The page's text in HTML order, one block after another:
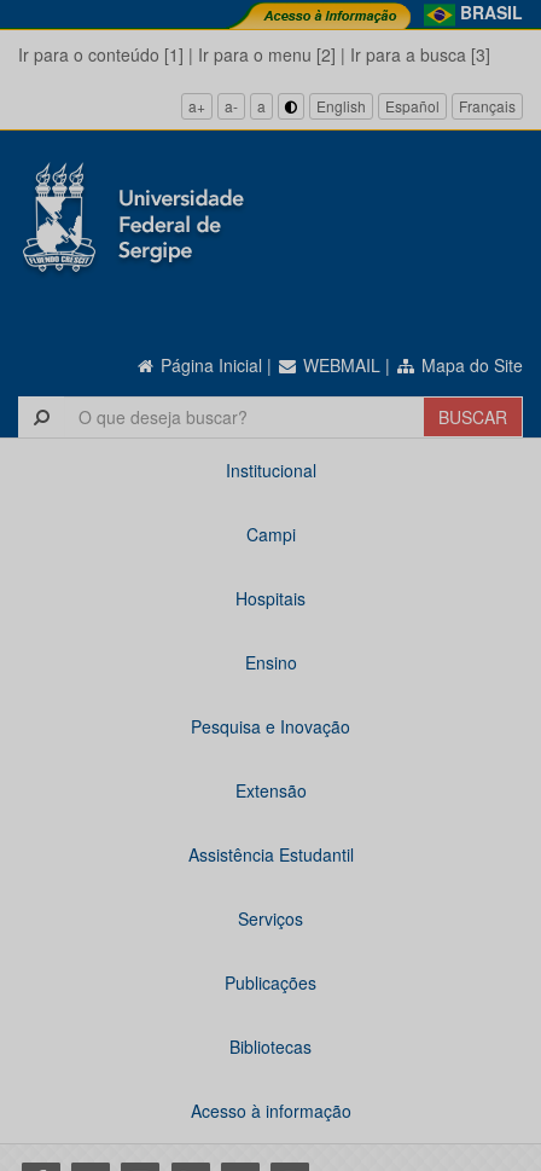
BRASIL
Ir para o conteúdo [1] | Ir para o menu [2] | Ir para a busca [3]
a+ a- a English Español Français
Página Inicial | WEBMAIL | Mapa do Site
Institucional
Campi
Hospitais
Ensino
Pesquisa e Inovação
Extensão
Assistência Estudantil
Serviços
Publicações
Bibliotecas
Acesso à informação